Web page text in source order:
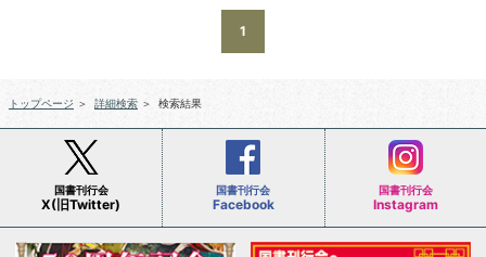
1
トップページ ＞ 詳細検索 ＞ 検索結果
国書刊行会
X(旧Twitter)
国書刊行会
Facebook
国書刊行会
Instagram